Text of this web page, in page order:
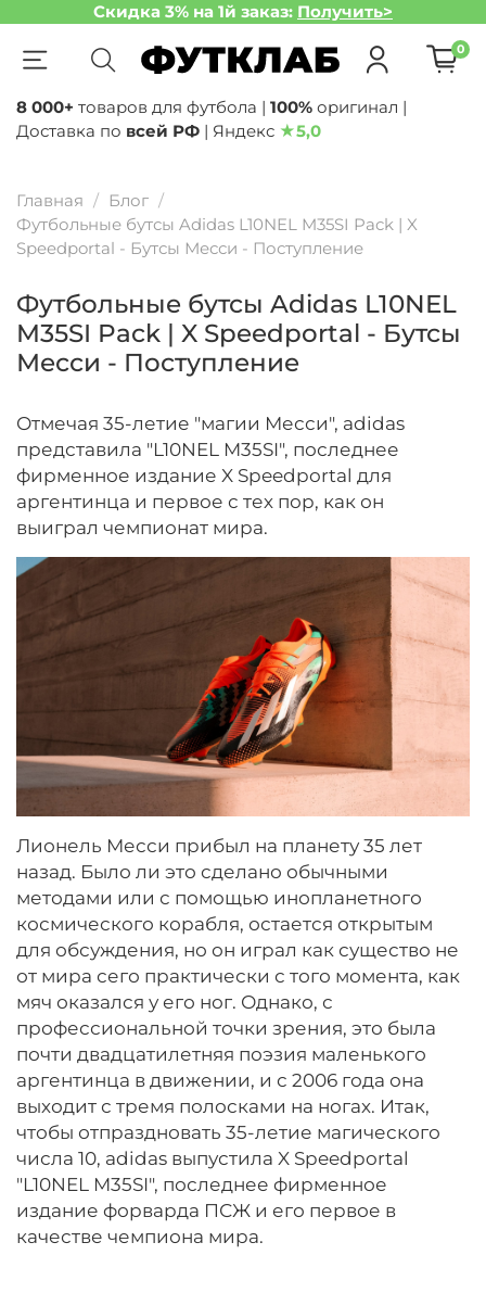
Скидка 3% на 1й заказ: Получить>
0
8 000+ товаров для футбола | 100% оригинал |
Доставка по всей РФ | Яндекс ★5,0
Главная
Блог
Футбольные бутсы Adidas L10NEL M35SI Pack | X
Speedportal - Бутсы Месси - Поступление
Футбольные бутсы Adidas L10NEL
M35SI Pack | X Speedportal - Бутсы
Месси - Поступление
Отмечая 35-летие "магии Месси", adidas
представила "L10NEL M35SI", последнее
фирменное издание X Speedportal для
аргентинца и первое с тех пор, как он
выиграл чемпионат мира.
Лионель Месси прибыл на планету 35 лет
назад. Было ли это сделано обычными
методами или с помощью инопланетного
космического корабля, остается открытым
для обсуждения, но он играл как существо не
от мира сего практически с того момента, как
мяч оказался у его ног. Однако, с
профессиональной точки зрения, это была
почти двадцатилетняя поэзия маленького
аргентинца в движении, и с 2006 года она
выходит с тремя полосками на ногах. Итак,
чтобы отпраздновать 35-летие магического
числа 10, adidas выпустила X Speedportal
"L10NEL M35SI", последнее фирменное
издание форварда ПСЖ и его первое в
качестве чемпиона мира.